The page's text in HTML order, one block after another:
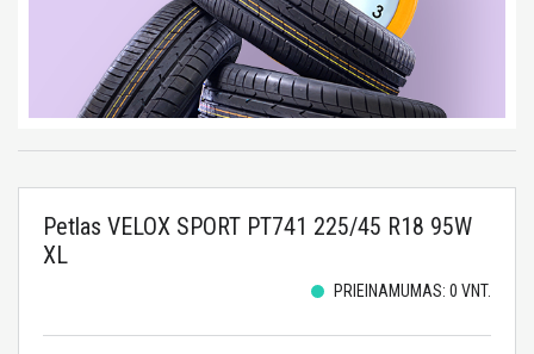
Petlas VELOX SPORT PT741 225/45 R18 95W
XL
PRIEINAMUMAS: 0 VNT.